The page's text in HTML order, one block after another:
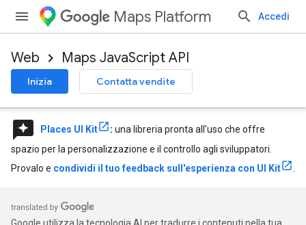
Maps Platform Accedi
Web Maps JavaScript API
Inizia Contatta vendite
reviews Places UI Kit : una libreria pronta all'uso che offre
spazio per la personalizzazione e il controllo agli sviluppatori.
Provalo e condividi il tuo feedback sull'esperienza con UI Kit .